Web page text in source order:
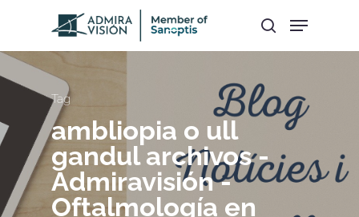
Hit enter to search or ESC to close
Tag
ambliopia o ull
gandul archivos -
Admiravisión -
Oftalmología en